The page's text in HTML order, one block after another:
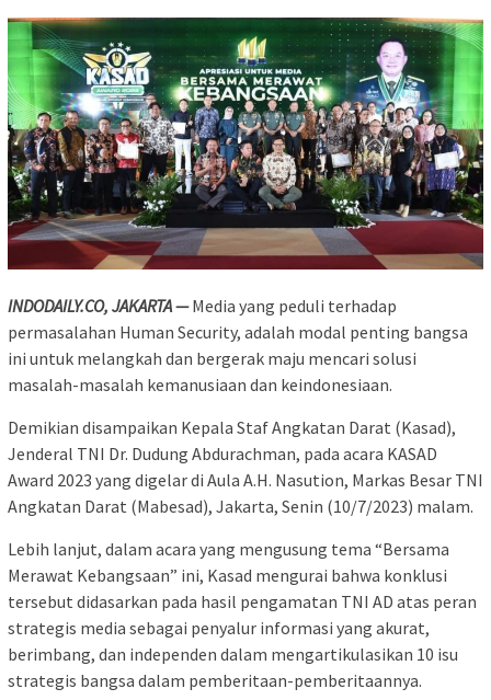
INDODAILY.CO, JAKARTA — Media yang peduli terhadap
permasalahan Human Security, adalah modal penting bangsa
ini untuk melangkah dan bergerak maju mencari solusi
masalah-masalah kemanusiaan dan keindonesiaan.
Demikian disampaikan Kepala Staf Angkatan Darat (Kasad),
Jenderal TNI Dr. Dudung Abdurachman, pada acara KASAD
Award 2023 yang digelar di Aula A.H. Nasution, Markas Besar TNI
Angkatan Darat (Mabesad), Jakarta, Senin (10/7/2023) malam.
Lebih lanjut, dalam acara yang mengusung tema “Bersama
Merawat Kebangsaan” ini, Kasad mengurai bahwa konklusi
tersebut didasarkan pada hasil pengamatan TNI AD atas peran
strategis media sebagai penyalur informasi yang akurat,
berimbang, dan independen dalam mengartikulasikan 10 isu
strategis bangsa dalam pemberitaan-pemberitaannya.